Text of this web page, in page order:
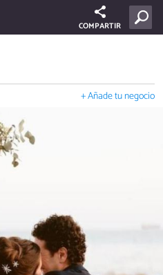
COMPARTIR
+ Añade tu negocio